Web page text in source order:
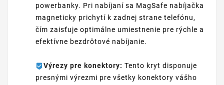
powerbanky. Pri nabíjaní sa MagSafe nabíjačka
magneticky prichytí k zadnej strane telefónu,
čím zaisťuje optimálne umiestnenie pre rýchle a
efektívne bezdrôtové nabíjanie.
Výrezy pre konektory: Tento kryt disponuje
presnými výrezmi pre všetky konektory vášho